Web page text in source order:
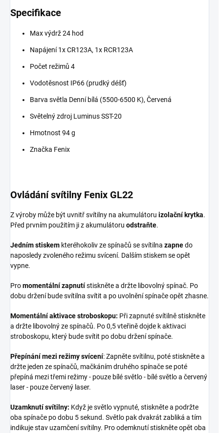
Specifikace
Max výdrž24 hod
Napájení 1x CR123A, 1x RCR123A
Počet režimů 4
Vodotěsnost IP66 (prudký déšť)
Barva světla Denní bílá (5500-6500 K), Červená
Světelný zdroj Luminus SST-20
Hmotnost 94 g
Značka Fenix
Ovládání svítilny Fenix GL22
Z výroby může být uvnitř svítilny na akumulátoru izolační krytka.
Před prvním použitím ji z akumulátoru odstraňte.
Jedním stiskem kteréhokoliv ze spínačů se svítilna zapnedo
naposledy zvoleného režimu svícení. Dalším stiskem se opět
vypne.
Promomentální zapnutístiskněte a držte libovolný spínač. Po
dobu držení bude svítilna svítit a po uvolnění spínače opět zhasne.
Momentální aktivace stroboskopu: Při zapnuté svítilně stiskněte
a držte libovolný ze spínačů. Po 0,5 vteřině dojde k aktivaci
stroboskopu, který bude svítit po dobu držení spínače.
Přepínání mezi režimy svícení: Zapněte svítilnu, poté stiskněte a
držte jeden ze spínačů, mačkáním druhého spínače se poté
přepíná mezi třemi režimy - pouze bílé světlo - bílé světlo a červený
laser - pouze červený laser.
Uzamknutí svítilny: Když je světlo vypnuté, stiskněte a podržte
oba spínače po dobu 5 sekund. Světlo pak dvakrát zabliká a tím
indikuje stav uzamčení svítilny. Pro odemknutí stiskněte opět oba